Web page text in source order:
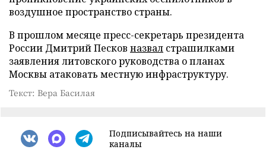
воздушное пространство страны.
В прошлом месяце пресс-секретарь президента
России Дмитрий Песков назвал страшилками
заявления литовского руководства о планах
Москвы атаковать местную инфраструктуру.
Текст: Вера Басилая
Подписывайтесь на наши
каналы